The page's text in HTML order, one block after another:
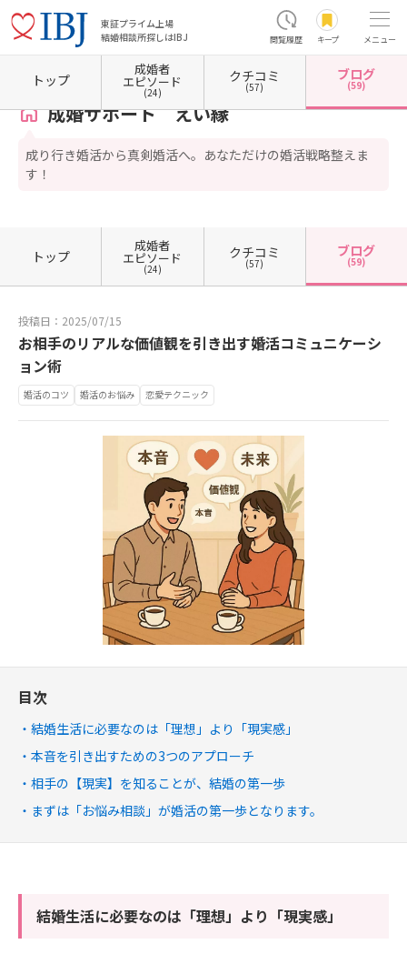
東証プライム上場
結婚相談所探しはIBJ
閲覧履歴 キープ メニュー
ホーム 茨城県の結婚相談所 茨城県つくば市 成婚サポート えい縁 カウンセラーブ
成婚サポート えい縁
成り行き婚活から真剣婚活へ。あなただけの婚活戦略整えま
す！
トップ
成婚者
エピソード
(24)
クチコミ
(57)
ブログ
(59)
トップ
成婚者
エピソード
(24)
クチコミ
(57)
ブログ
(59)
投稿日：2025/07/15
お相手のリアルな価値観を引き出す婚活コミュニケーシ
ョン術
婚活のコツ 婚活のお悩み 恋愛テクニック
目次
結婚生活に必要なのは「理想」より「現実感」
本音を引き出すための3つのアプローチ
相手の【現実】を知ることが、結婚の第一歩
まずは「お悩み相談」が婚活の第一歩となります。
結婚生活に必要なのは「理想」より「現実感」